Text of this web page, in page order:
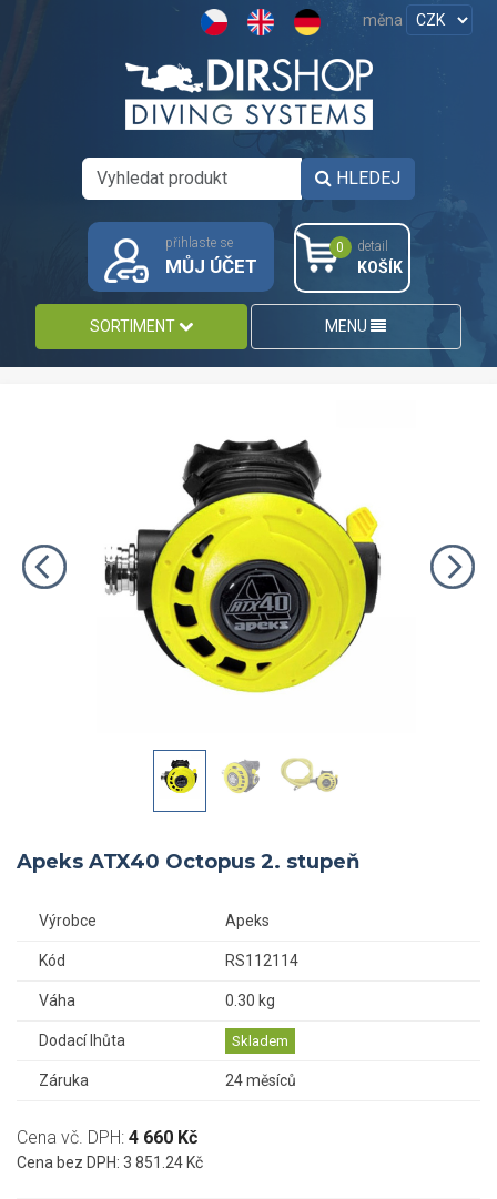
měna
HLEDEJ
přihlaste se
MŮJ ÚČET
0 detail
KOŠÍK
SORTIMENT MENU
Apeks ATX40 Octopus 2. stupeň
Výrobce Apeks
Kód RS112114
Váha 0.30 kg
Dodací lhůta Skladem
Záruka 24 měsíců
Cena vč. DPH: 4 660 Kč
Cena bez DPH: 3 851.24 Kč